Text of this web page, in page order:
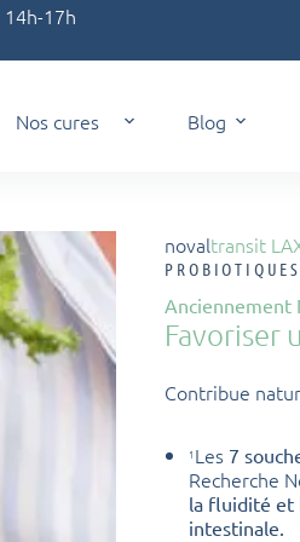
17h
Nos cures Blog
novaltransit
PROBIOTIQUES
Anciennement
Favoriser
Contribue
1 Les 7
Recherche
la fluidité et
intestinale.